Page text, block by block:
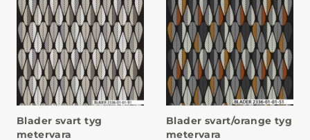
Blader svart tyg
metervara
Blader svart/orange tyg
metervara